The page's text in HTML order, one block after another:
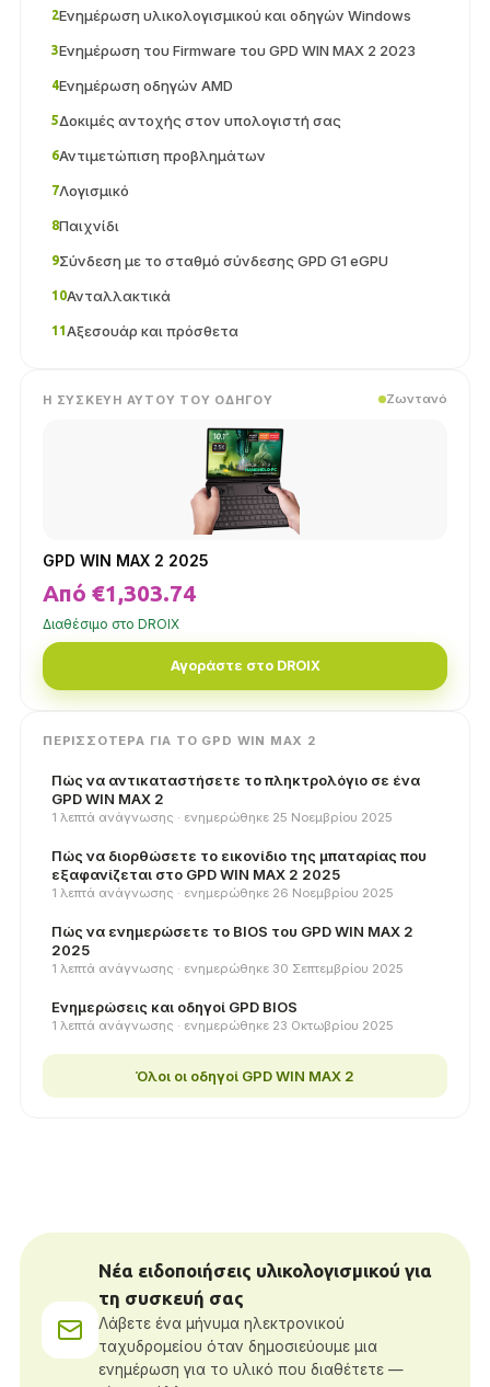
2Ενημέρωση υλικολογισμικού και οδηγών Windows
3Ενημέρωση του Firmware του GPD WIN MAX 2 2023
4Ενημέρωση οδηγών AMD
5Δοκιμές αντοχής στον υπολογιστή σας
6Αντιμετώπιση προβλημάτων
7Λογισμικό
8Παιχνίδι
9Σύνδεση με το σταθμό σύνδεσης GPD G1 eGPU
10Ανταλλακτικά
11 Αξεσουάρ και πρόσθετα
Η ΣΥΣΚΕΥΉ ΑΥΤΟΎ ΤΟΥ ΟΔΗΓΟΎ Ζωντανό
GPD WIN MAX 2 2025
Από €1,303.74
Διαθέσιμο στο DROIX
Αγοράστε στο DROIX
ΠΕΡΙΣΣΌΤΕΡΑ ΓΙΑ ΤΟ GPD WIN MAX 2
Πώς να αντικαταστήσετε το πληκτρολόγιο σε ένα
GPD WIN MAX 2
1 λεπτά ανάγνωσης · ​​ενημερώθηκε 25 Νοεμβρίου 2025
Πώς να διορθώσετε το εικονίδιο της μπαταρίας που
εξαφανίζεται στο GPD WIN MAX 2 2025
1 λεπτά ανάγνωσης · ​​ενημερώθηκε 26 Νοεμβρίου 2025
Πώς να ενημερώσετε το BIOS του GPD WIN MAX 2
2025
1 λεπτά ανάγνωσης · ​​ενημερώθηκε 30 Σεπτεμβρίου 2025
Ενημερώσεις και οδηγοί GPD BIOS
1 λεπτά ανάγνωσης · ​​ενημερώθηκε 23 Οκτωβρίου 2025
Όλοι οι οδηγοί GPD WIN MAX 2
Νέα ειδοποιήσεις υλικολογισμικού για
τη συσκευή σας
Λάβετε ένα μήνυμα ηλεκτρονικού
ταχυδρομείου όταν δημοσιεύουμε μια
ενημέρωση για το υλικό που διαθέτετε —